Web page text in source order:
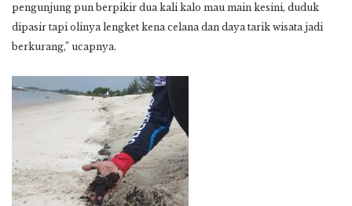
pengunjung pun berpikir dua kali kalo mau main kesini, duduk
dipasir tapi olinya lengket kena celana dan daya tarik wisata jadi
berkurang,” ucapnya.